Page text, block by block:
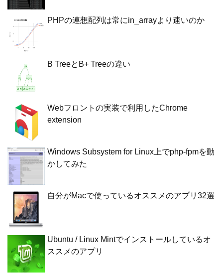
PHPの連想配列は常にin_arrayより速いのか
B TreeとB+ Treeの違い
Webフロントの実装で利用したChrome
extension
Windows Subsystem for Linux上でphp-fpmを動
かしてみた
自分がMacで使っているオススメのアプリ32選
Ubuntu / Linux Mintでインストールしているオ
ススメのアプリ